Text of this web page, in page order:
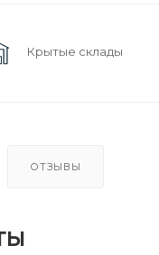
Крытые склады
ОТЗЫВЫ